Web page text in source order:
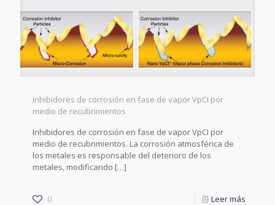
Inhibidores de corrosión en fase de vapor VpCI por
medio de recubrimientos
Inhibidores de corrosión en fase de vapor VpCI por
medio de recubrimientos. La corrosión atmosférica de
los metales es responsable del deterioro de los
metales, modificando […]
0 Leer más